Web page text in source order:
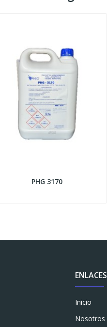
PHG 3170
ENLACES
Inicio
Nosotros